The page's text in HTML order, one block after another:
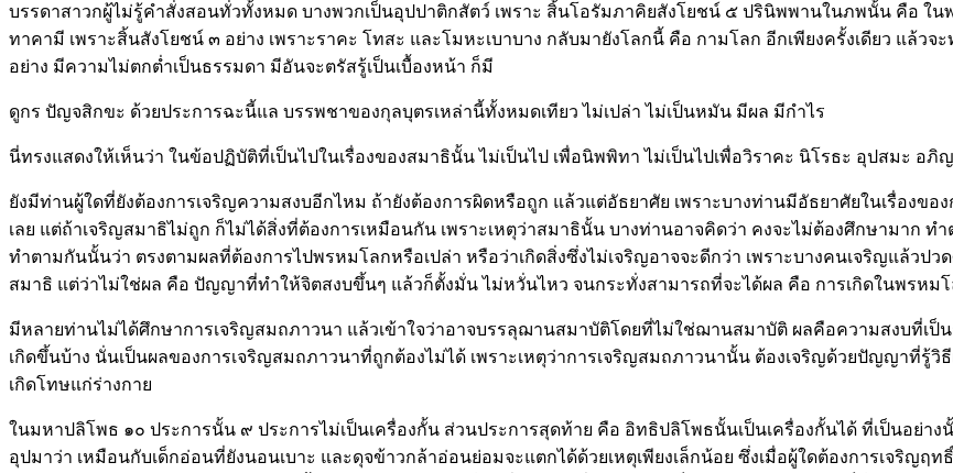
บรรดาสาวกผู้ไม่รู้คำสั่งสอนทั่วทั้งหมด บางพวกเป็นอุปปาติกสัตว์ เพราะ สิ้นโอรัมภาคิยสังโยชน์ ๕ ปรินิพพานในภพนั้น คือ ใ
ทาคามี เพราะสิ้นสังโยชน์ ๓ อย่าง เพราะราคะ โทสะ และโมหะเบาบาง กลับมายังโลกนี้ คือ กามโลก อีกเพียงครั้งเดียว แล้ว
อย่าง มีความไม่ตกต่ำเป็นธรรมดา มีอันจะตรัสรู้เป็นเบื้องหน้า ก็มี
ดูกร ปัญจสิกขะ ด้วยประการฉะนี้แล บรรพชาของกุลบุตรเหล่านี้ทั้งหมดเทียว ไม่เปล่า ไม่เป็นหมัน มีผล มีกำไร
นี่ทรงแสดงให้เห็นว่า ในข้อปฏิบัติที่เป็นไปในเรื่องของสมาธินั้น ไม่เป็นไป เพื่อนิพพิทา ไม่เป็นไปเพื่อวิราคะ นิโรธะ อุปสมะ อ
ยังมีท่านผู้ใดที่ยังต้องการเจริญความสงบอีกไหม ถ้ายังต้องการผิดหรือถูก แล้วแต่อัธยาศัย เพราะบางท่านมีอัธยาศัยในเรื่องข
เลย แต่ถ้าเจริญสมาธิไม่ถูก ก็ไม่ได้สิ่งที่ต้องการเหมือนกัน เพราะเหตุว่าสมาธินั้น บางท่านอาจคิดว่า คงจะไม่ต้องศึกษามาก ท
ทำตามกันนั้นว่า ตรงตามผลที่ต้องการไปพรหมโลกหรือเปล่า หรือว่าเกิดสิ่งซึ่งไม่เจริญอาจจะดีกว่า เพราะบางคนเจริญแล้วป
สมาธิ แต่ว่าไม่ใช่ผล คือ ปัญญาที่ทำให้จิตสงบขึ้นๆ แล้วก็ตั้งมั่น ไม่หวั่นไหว จนกระทั่งสามารถที่จะได้ผล คือ การเกิดในพรหม
มีหลายท่านไม่ได้ศึกษาการเจริญสมถภาวนา แล้วเข้าใจว่าอาจบรรลุฌานสมาบัติโดยที่ไม่ใช่ฌานสมาบัติ ผลคือความสงบที่เ
เกิดขึ้นบ้าง นั่นเป็นผลของการเจริญสมถภาวนาที่ถูกต้องไม่ได้ เพราะเหตุว่าการเจริญสมถภาวนานั้น ต้องเจริญด้วยปัญญาที่รู้
เกิดโทษแก่ร่างกาย
ในมหาปลิโพธ ๑๐ ประการนั้น ๙ ประการไม่เป็นเครื่องกั้น ส่วนประการสุดท้าย คือ อิทธิปลิโพธนั้นเป็นเครื่องกั้นได้ ที่เป็นอย่า
อุปมาว่า เหมือนกับเด็กอ่อนที่ยังนอนเบาะ และดุจข้าวกล้าอ่อนย่อมจะแตกได้ด้วยเหตุเพียงเล็กน้อย ซึ่งเมื่อผู้ใดต้องการเจริญ